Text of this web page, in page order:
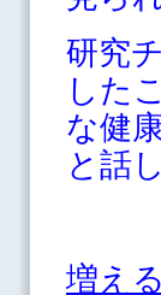
研究
した
な健
と話
増え